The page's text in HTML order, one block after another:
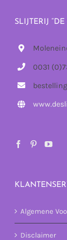
SLIJTERIJ “DE
0031
Algemene
Disclaimer